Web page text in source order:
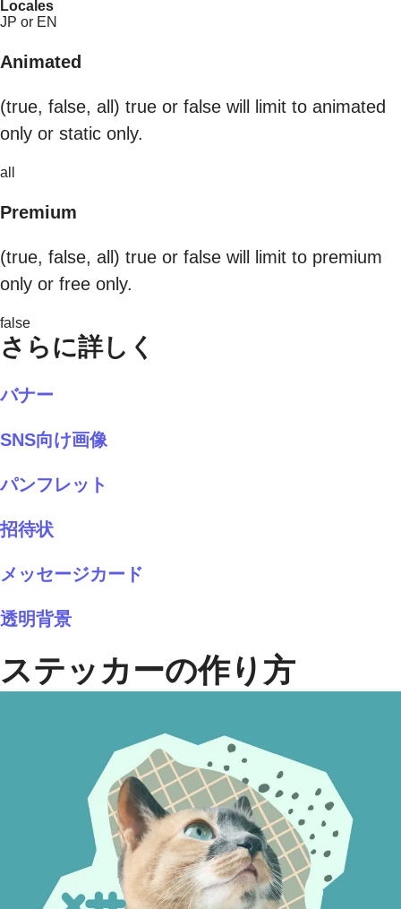
Locales
JP or EN
Animated
(true, false, all) true or false will limit to animated
only or static only.
all
Premium
(true, false, all) true or false will limit to premium
only or free only.
false
さらに詳しく
バナー
SNS向け画像
パンフレット
招待状
メッセージカード
透明背景
ステッカーの作り方